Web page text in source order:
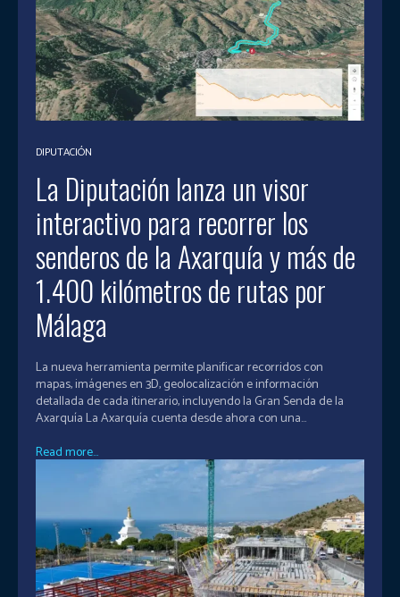
DIPUTACIÓN
La Diputación lanza un visor
interactivo para recorrer los
senderos de la Axarquía y más de
1.400 kilómetros de rutas por
Málaga
La nueva herramienta permite planificar recorridos con
mapas, imágenes en 3D, geolocalización e información
detallada de cada itinerario, incluyendo la Gran Senda de la
Axarquía La Axarquía cuenta desde ahora con una...
Read more...